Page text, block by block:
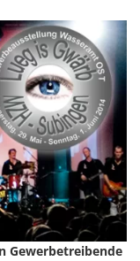
Gewerbetreibende